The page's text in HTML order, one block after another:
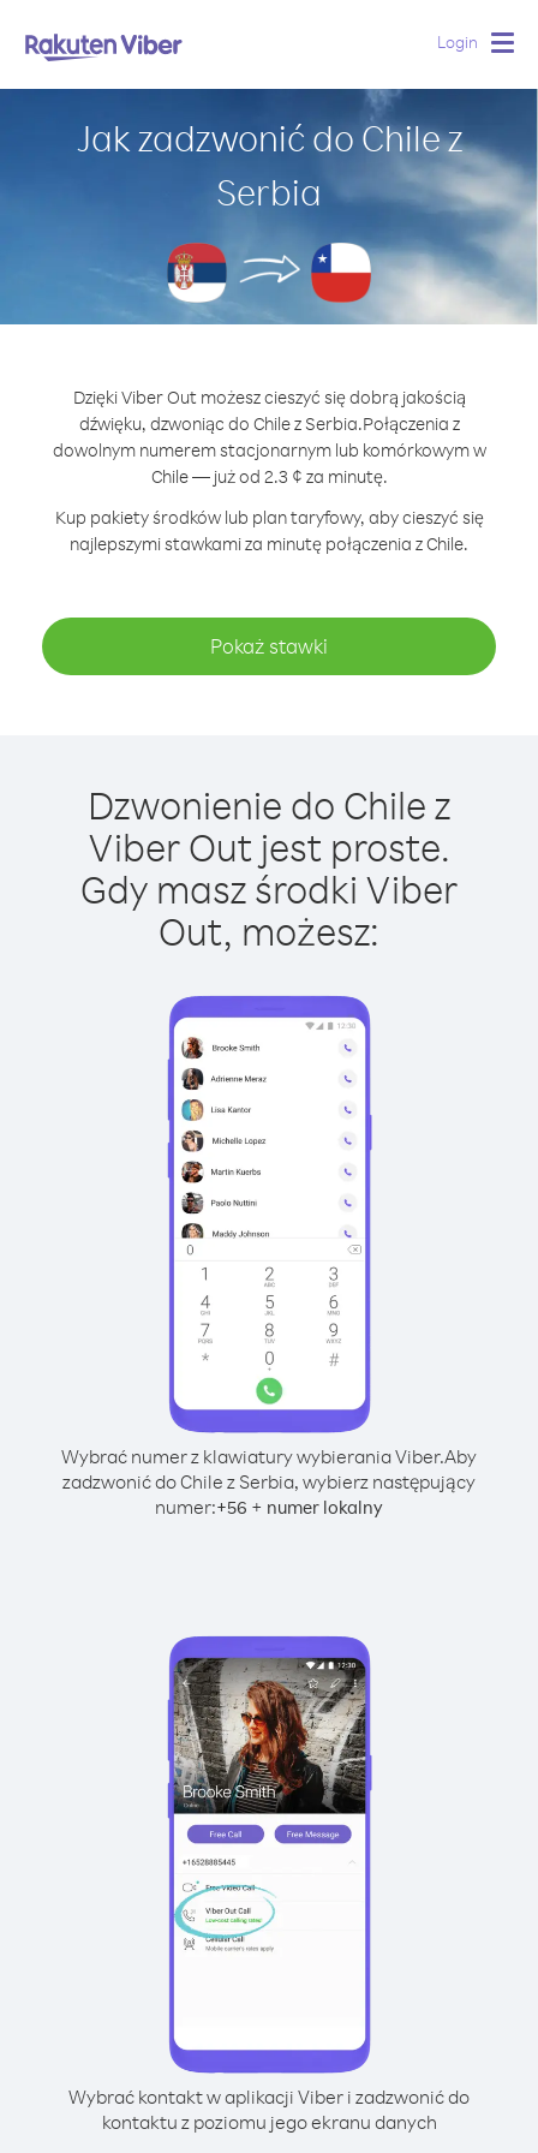
Login
Jak zadzwonić do Chile z
Serbia
Dzięki Viber Out możesz cieszyć się dobrą jakością
dźwięku, dzwoniąc do Chile z Serbia.Połączenia z
dowolnym numerem stacjonarnym lub komórkowym w
Chile — już od 2.3 ¢ za minutę.
Kup pakiety środków lub plan taryfowy, aby cieszyć się
najlepszymi stawkami za minutę połączenia z Chile.
Pokaż stawki
Dzwonienie do Chile z
Viber Out jest proste.
Gdy masz środki Viber
Out, możesz:
Wybrać numer z klawiatury wybierania Viber.Aby
zadzwonić do Chile z Serbia, wybierz następujący
numer:+56 + numer lokalny
Wybrać kontakt w aplikacji Viber i zadzwonić do
kontaktu z poziomu jego ekranu danych